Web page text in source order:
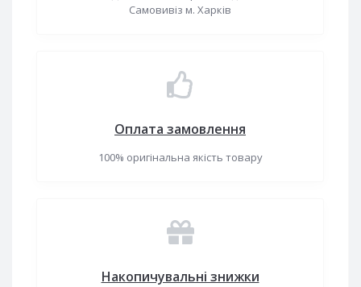
Самовивіз м. Харків
Оплата замовлення
100% оригінальна якість товару
Накопичувальні знижки